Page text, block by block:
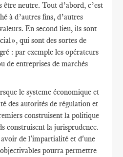
être neutre. Tout d’abord, c’est
à d’autres fins, d’autres
En second lieu, ils sont
qui sont des sortes de
: par exemple les opérateurs
de entreprises de marchés
le systeme économique et
des autorités de régulation et
construisent la politique
construisent la jurisprudence.
de l'impartialité et d'une
pourra permettre